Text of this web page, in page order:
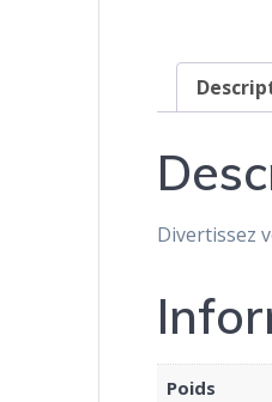
Divertissez
Poids